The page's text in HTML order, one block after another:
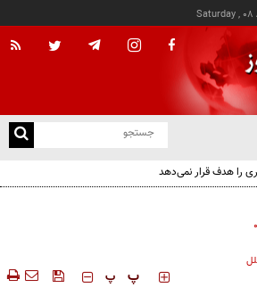
Saturday , 08
را هدف قرار نمی‌دهد
‍‍‍ پ پ